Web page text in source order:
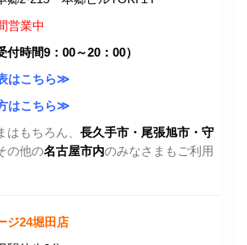
営業中
付時間9：00～20：00）
はこちら≫
はこちら≫
はもちろん、 長久手市・尾張旭市 ・守
の他の名古屋市内のみなさまもご利用
ジ24堀田店